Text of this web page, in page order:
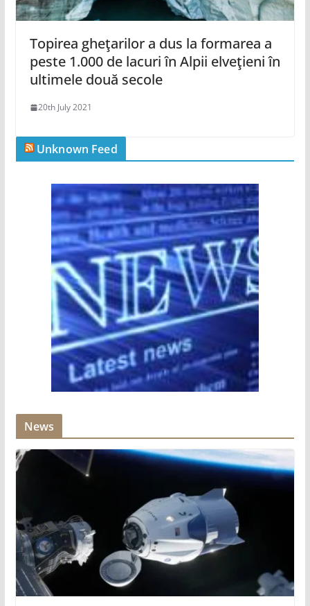
Topirea gheţarilor a dus la formarea a
peste 1.000 de lacuri în Alpii elveţieni în
ultimele două secole
20th July 2021
Unknown Feed
News